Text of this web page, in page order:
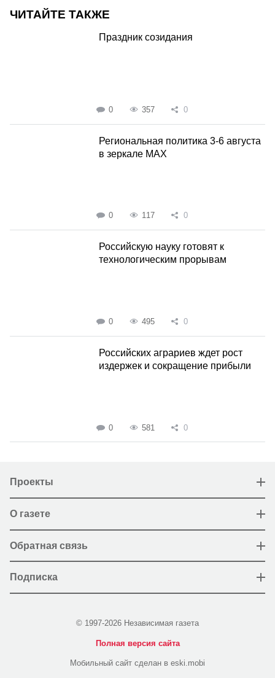
ЧИТАЙТЕ ТАКЖЕ
Праздник созидания
0 357 0
Региональная политика 3-6 августа
в зеркале MAX
0 117 0
Российскую науку готовят к
технологическим прорывам
0 495 0
Российских аграриев ждет рост
издержек и сокращение прибыли
0 581 0
Проекты
О газете
Обратная связь
Подписка
© 1997-2026 Независимая газета
Полная версия сайта
Мобильный сайт сделан в eski.mobi